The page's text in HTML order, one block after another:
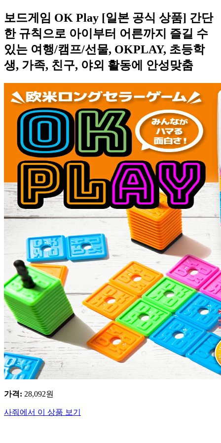
보드게임 OK Play [일본 공식 상품] 간단
한 규칙으로 아이부터 어른까지 즐길 수
있는 여행/캠프/선물, OKPLAY, 초등학
생, 가족, 친구, 야외 활동에 안성맞춤
가격: 28,092원
사줘에서 이 상품 보기